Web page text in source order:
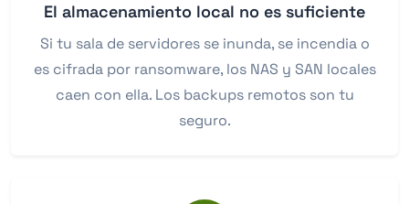
El almacenamiento local no es suficiente
Si tu sala de servidores se inunda, se incendia o
es cifrada por ransomware, los NAS y SAN locales
caen con ella. Los backups remotos son tu
seguro.